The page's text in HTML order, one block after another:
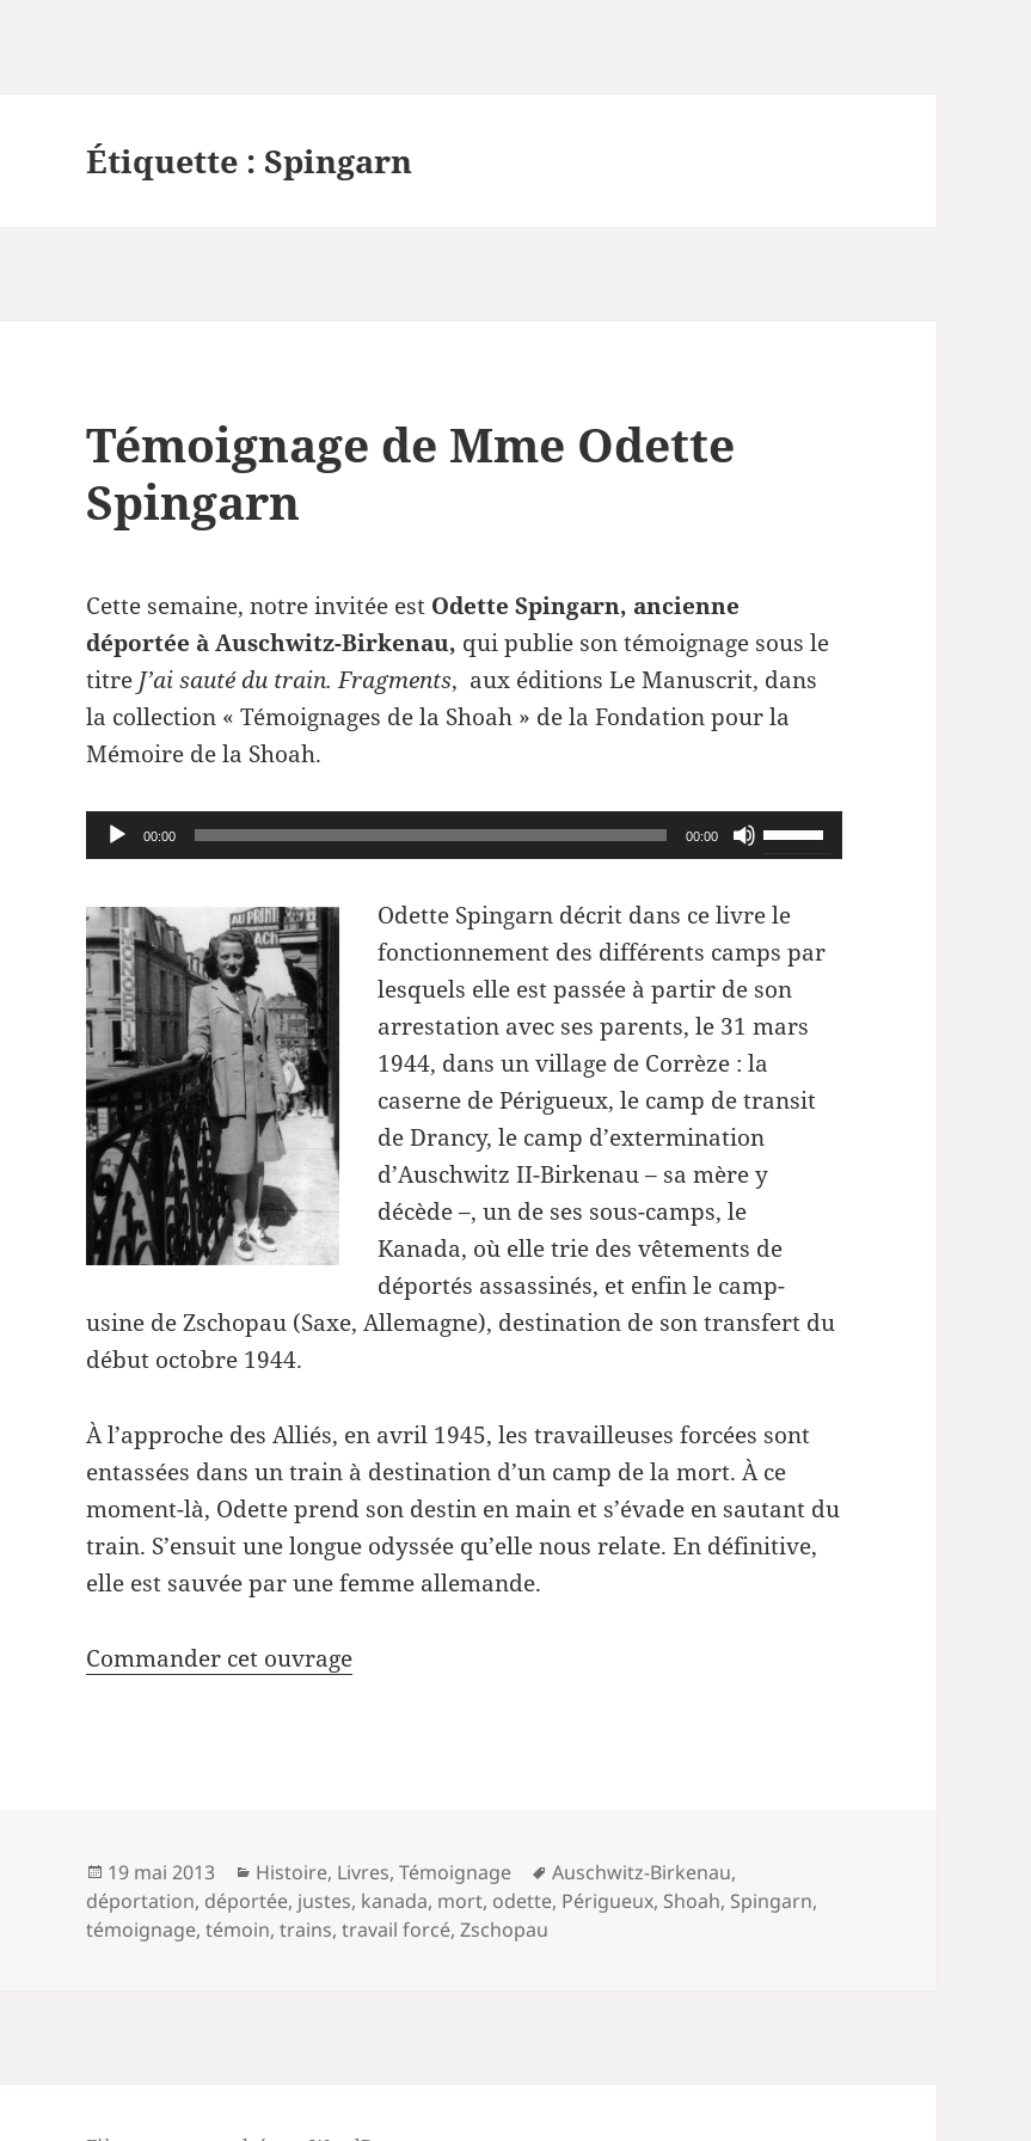
Étiquette :Spingarn
Témoignage de Mme Odette
Spingarn
Cette semaine, notre invitée est Odette Spingarn, ancienne
déportée à Auschwitz-Birkenau, qui publie son témoignage sous le
titre J’ai sauté du train. Fragments, aux éditions Le Manuscrit, dans
la collection « Témoignages de la Shoah » de la Fondation pour la
Mémoire de la Shoah.
Lecteur
audio
00:00 00:00
Utilisez
les
flèches
diminuer
Odette Spingarn décrit dans ce livre le
fonctionnement des différents camps par
lesquels elle est passée à partir de son
arrestation avec ses parents, le 31 mars
1944, dans un village de Corrèze : la
caserne de Périgueux, le camp de transit
de Drancy, le camp d’extermination
d’Auschwitz II-Birkenau – sa mère y
décède –, un de ses sous-camps, le
Kanada, où elle trie des vêtements de
déportés assassinés, et enfin le camp-
usine de Zschopau (Saxe, Allemagne), destination de son transfert du
début octobre 1944.
À l’approche des Alliés, en avril 1945, les travailleuses forcées sont
entassées dans un train à destination d’un camp de la mort. À ce
moment-là, Odette prend son destin en main et s’évade en sautant du
train. S’ensuit une longue odyssée qu’elle nous relate. En définitive,
elle est sauvée par une femme allemande.
Commander cet ouvrage
Publié
le
19 mai 2013 Catégories
Histoire, Livres,Témoignage
Mots-
clés
Auschwitz-Birkenau,
déportation, déportée, justes, kanada, mort, odette, Périgueux, Shoah, Spingarn,
témoignage,témoin,trains,travail forcé,Zschopau